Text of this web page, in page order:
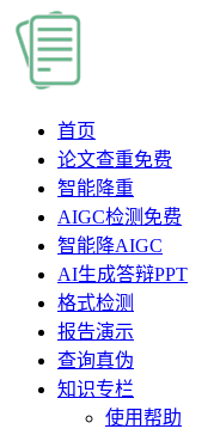
首页
论文查重免费
智能降重
AIGC检测 免费
智能降AIGC
AI生成答辩PPT
格式检测
报告演示
查询真伪
知识专栏
使用帮助